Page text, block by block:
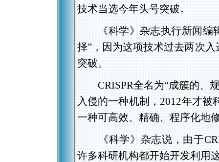
技术当选今年头号突破。
《科学》杂志执行新闻编辑
择”，因为这项技术过去两次
突破。
CRISPR全名为“成簇的、规
入侵的一种机制，2012年才
一种可高效、精确、程序化地
《科学》杂志说，由于
许多科研机构都开始开发利用